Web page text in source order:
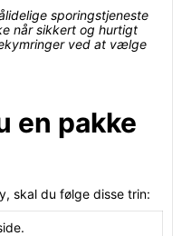
sporingstjeneste
når sikkert og hurtigt
ved at vælge
en pakke
skal du følge disse trin: